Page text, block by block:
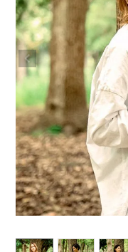
ルームフレグラ
ビューティー
デジタル雑貨
ライト・シーリ
アクセサリー・
アウトレット